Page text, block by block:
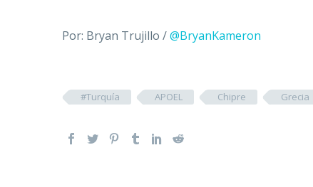
Por: Bryan Trujillo /@BryanKameron
#Turquía APOEL Chipre Grecia